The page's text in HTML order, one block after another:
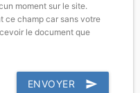
moment sur le site.
ce champ car sans votre
le document que
ENVOYER send